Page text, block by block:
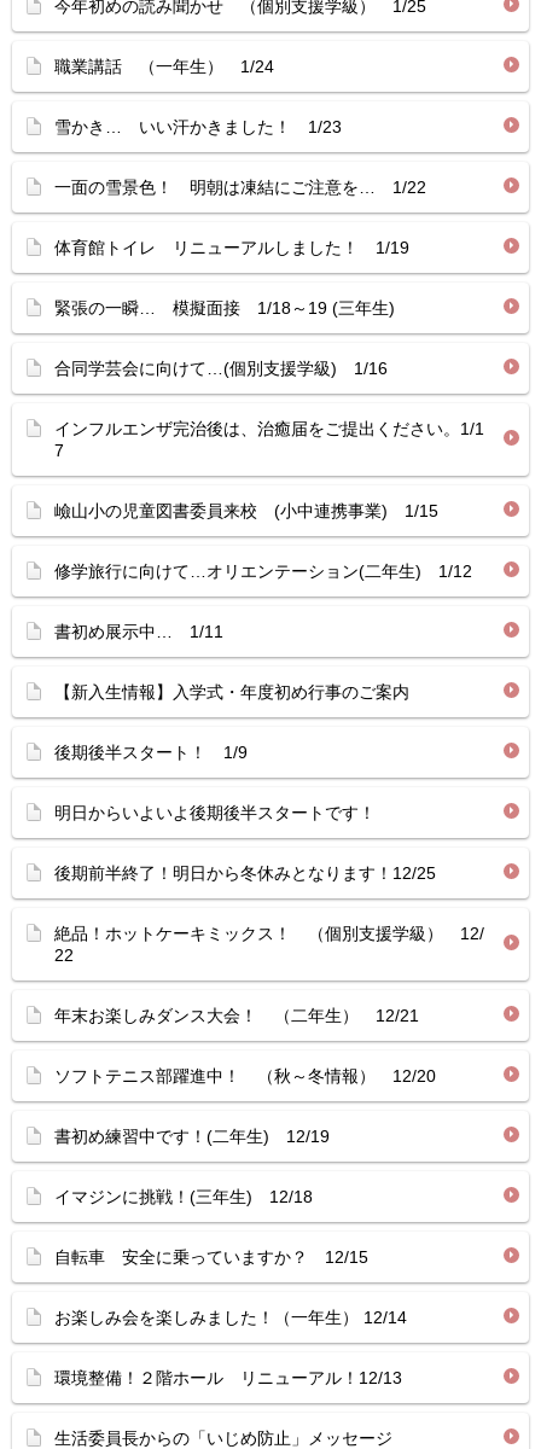
今年初めの読み聞かせ （個別支援学級） 1/25
職業講話 （一年生） 1/24
雪かき… いい汗かきました！ 1/23
一面の雪景色！ 明朝は凍結にご注意を… 1/22
体育館トイレ リニューアルしました！ 1/19
緊張の一瞬… 模擬面接 1/18～19 (三年生)
合同学芸会に向けて…(個別支援学級) 1/16
インフルエンザ完治後は、治癒届をご提出ください。1/1
7
嶮山小の児童図書委員来校 (小中連携事業) 1/15
修学旅行に向けて…オリエンテーション(二年生) 1/12
書初め展示中… 1/11
【新入生情報】入学式・年度初め行事のご案内
後期後半スタート！ 1/9
明日からいよいよ後期後半スタートです！
後期前半終了！明日から冬休みとなります！12/25
絶品！ホットケーキミックス！ （個別支援学級） 12/
22
年末お楽しみダンス大会！ （二年生） 12/21
ソフトテニス部躍進中！ （秋～冬情報） 12/20
書初め練習中です！(二年生) 12/19
イマジンに挑戦！(三年生) 12/18
自転車 安全に乗っていますか？ 12/15
お楽しみ会を楽しみました！（一年生） 12/14
環境整備！２階ホール リニューアル！12/13
生活委員長からの「いじめ防止」メッセージ